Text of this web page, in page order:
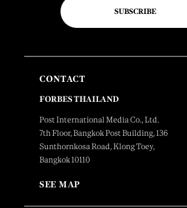
SUBSCRIBE
CONTACT
FORBES THAILAND
Post International Media Co., Ltd.
7th Floor, Bangkok Post Building, 136
Sunthornkosa Road, Klong Toey,
Bangkok 10110
SEE MAP